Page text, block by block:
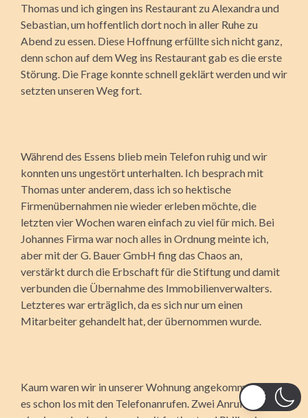
Thomas und ich gingen ins Restaurant zu Alexandra und
Sebastian, um hoffentlich dort noch in aller Ruhe zu
Abend zu essen. Diese Hoffnung erfüllte sich nicht ganz,
denn schon auf dem Weg ins Restaurant gab es die erste
Störung. Die Frage konnte schnell geklärt werden und wir
setzten unseren Weg fort.
Während des Essens blieb mein Telefon ruhig und wir
konnten uns ungestört unterhalten. Ich besprach mit
Thomas unter anderem, dass ich so hektische
Firmenübernahmen nie wieder erleben möchte, die
letzten vier Wochen waren einfach zu viel für mich. Bei
Johannes Firma war noch alles in Ordnung meinte ich,
aber mit der G. Bauer GmbH fing das Chaos an,
verstärkt durch die Erbschaft für die Stiftung und damit
verbunden die Übernahme des Immobilienverwalters.
Letzteres war erträglich, da es sich nur um einen
Mitarbeiter gehandelt hat, der übernommen wurde.
Kaum waren wir in unserer Wohnung angekommen, ging
es schon los mit den Telefonanrufen. Zwei Anrufe, das